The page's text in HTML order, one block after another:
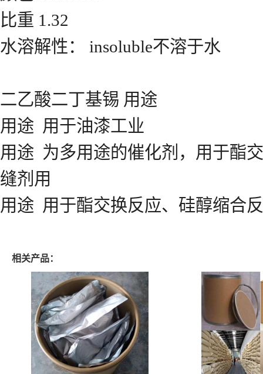
比重 1.32
水溶解性： insoluble不溶于水
二乙酸二丁基锡 用途
用途 用于油漆工业
用途 为多用途的催化剂，用于酯
缝剂用
用途 用于酯交换反应、硅醇缩合
相关产品：